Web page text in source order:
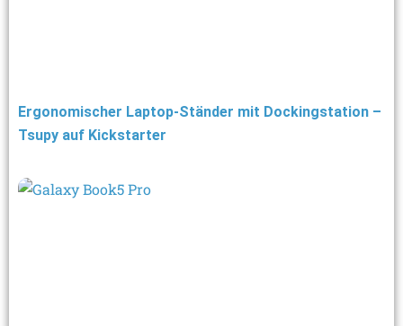
Ergonomischer Laptop-Ständer mit Dockingstation –
Tsupy auf Kickstarter